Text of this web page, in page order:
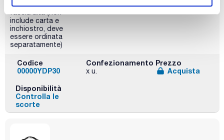
laboratorio GLP di
fascia alta (non
include carta e
inchiostro, deve
essere ordinata
separatamente)
Codice
00000YDP30
Confezionamento
x u.
Prezzo
Acquista
Disponibilità
Controlla le
scorte